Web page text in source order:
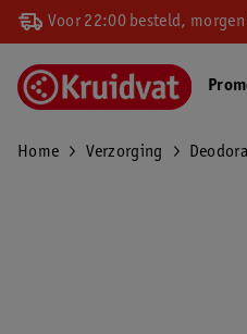
Voor 22:00 besteld,
Home Verzorging